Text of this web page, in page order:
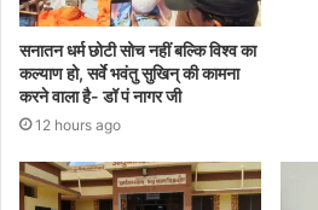
सनातन धर्म छोटी सोच नहीं बल्कि विश्व का
कल्याण हो, सर्वे भवंतु सुखिन् की कामना
करने वाला है- डॉ पं नागर जी
12 hours ago